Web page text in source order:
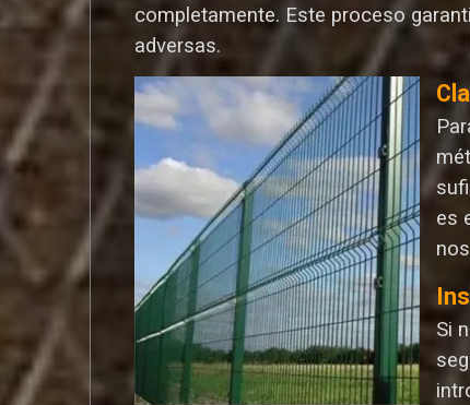
completamente. Este proceso
adversas.
es
Si